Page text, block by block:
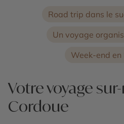
Road trip dans le
Un voyage
Week-end en
Votre voyage
Cordoue